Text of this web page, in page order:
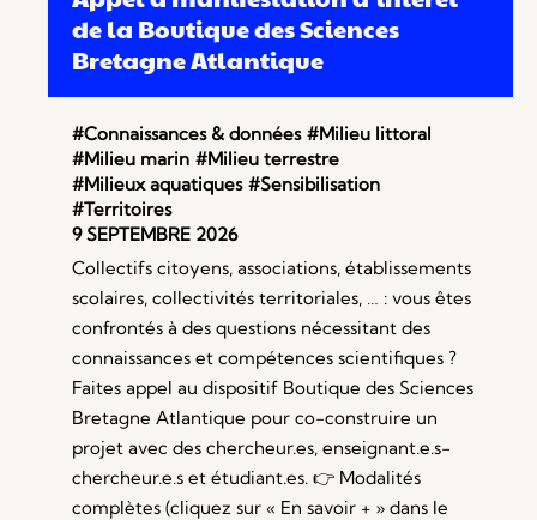
de la Boutique des Sciences
Bretagne Atlantique
#Connaissances & données #Milieu littoral
#Milieu marin #Milieu terrestre
#Milieux aquatiques #Sensibilisation
#Territoires
9 SEPTEMBRE 2026
Collectifs citoyens, associations, établissements
scolaires, collectivités territoriales, … : vous êtes
confrontés à des questions nécessitant des
connaissances et compétences scientifiques ?
Faites appel au dispositif Boutique des Sciences
Bretagne Atlantique pour co-construire un
projet avec des chercheur.es, enseignant.e.s-
chercheur.e.s et étudiant.es. 👉 Modalités
complètes (cliquez sur « En savoir + » dans le